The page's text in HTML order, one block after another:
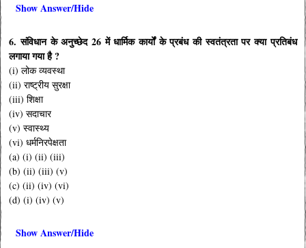
Show Answer/Hide
6. संविधान के अनुच्छेद 26 में धार्मिक कार्यों के प्रबंध की स्वतंत्रता पर क्या प्रतिबंध
लगाया गया है ?
(i) लोक व्यवस्था
(ii) राष्ट्रीय सुरक्षा
(iii) शिक्षा
(iv) सदाचार
(v) स्वास्थ्य
(vi) धर्मनिरपेक्षता
(a) (i) (ii) (iii)
(b) (ii) (iii) (v)
(c) (ii) (iv) (vi)
(d) (i) (iv) (v)
Show Answer/Hide